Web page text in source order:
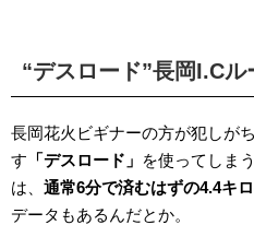
“デスロード”長岡I.Cル
長岡花火ビギナーの方が犯しが
す 「デスロード」 を使ってしま
は、 通常6分で済むはずの4.4キ
データもあるんだとか。